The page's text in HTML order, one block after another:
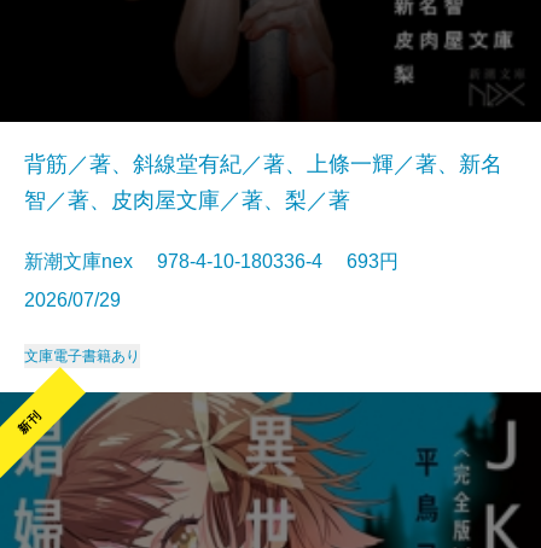
背筋／著、斜線堂有紀／著、上條一輝／著、新名
智／著、皮肉屋文庫／著、梨／著
新潮文庫nex 978-4-10-180336-4 693円
2026/07/29
文庫電子書籍あり
新刊